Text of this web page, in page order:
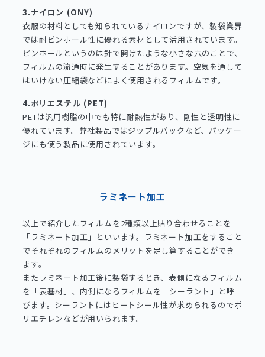
3.ナイロン (ONY)
衣服の材料としても知られているナイロンですが、製袋業界
では耐ピンホール性に優れる素材として活用されています。
ピンホールというのは針で開けたような小さな穴のことで、
フィルムの流通時に発生することがあります。空気を通して
はいけない圧縮袋などによく使用されるフィルムです。
4.ポリエステル (PET)
PETは汎用樹脂の中でも特に耐熱性があり、剛性と透明性に
優れています。弊社製品ではジップルパックなど、パッケー
ジにも使う製品に使用されています。
ラミネート加工
以上で紹介したフィルムを2種類以上貼り合わせることを
「ラミネート加工」といいます。ラミネート加工をすること
でそれぞれのフィルムのメリットを足し算することができ
ます。
またラミネート加工後に製袋するとき、表側になるフィルム
を「表基材」、内側になるフィルムを「シーラント」と呼
びます。シーラントにはヒートシール性が求められるのでポ
リエチレンなどが用いられます。